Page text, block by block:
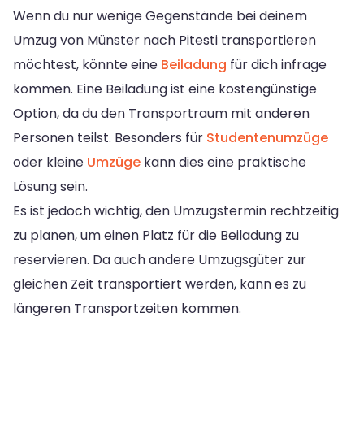
Wenn du nur wenige Gegenstände bei deinem
Umzug von Münster nach Pitesti transportieren
möchtest, könnte eine Beiladung für dich infrage
kommen. Eine Beiladung ist eine kostengünstige
Option, da du den Transportraum mit anderen
Personen teilst. Besonders für Studentenumzüge
oder kleine Umzüge kann dies eine praktische
Lösung sein.
Es ist jedoch wichtig, den Umzugstermin rechtzeitig
zu planen, um einen Platz für die Beiladung zu
reservieren. Da auch andere Umzugsgüter zur
gleichen Zeit transportiert werden, kann es zu
längeren Transportzeiten kommen.